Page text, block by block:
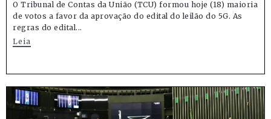
O Tribunal de Contas da União (TCU) formou hoje (18) maioria
de votos a favor da aprovação do edital do leilão do 5G. As
regras do edital...
Leia